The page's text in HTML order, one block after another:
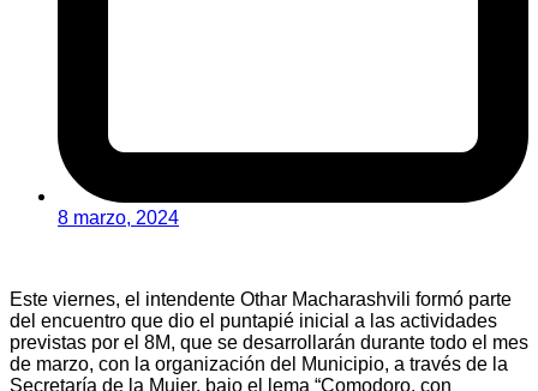
8 marzo, 2024
Este viernes, el intendente Othar Macharashvili formó parte
del encuentro que dio el puntapié inicial a las actividades
previstas por el 8M, que se desarrollarán durante todo el mes
de marzo, con la organización del Municipio, a través de la
Secretaría de la Mujer, bajo el lema “Comodoro, con